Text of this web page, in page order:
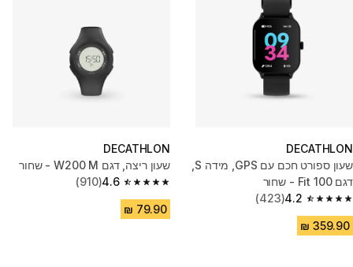
DECATHLON
דגם Fit 100 - שחור
4.2
4.2 out of 5 stars from 423 reviews
(423)
DECATHLON
שעון ריצה, דגם W200 M - שחור
4.6
4.6 out of 5 stars from 910 reviews
(910)